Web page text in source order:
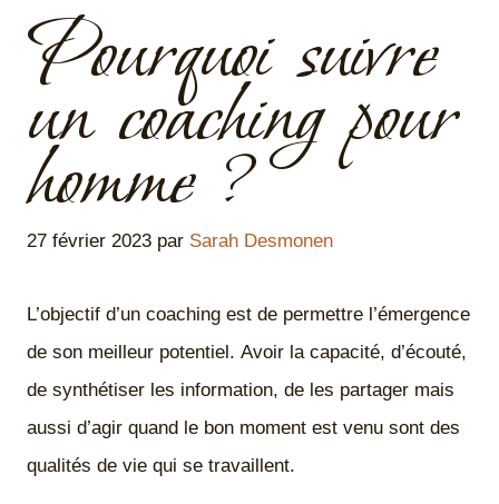
Pourquoi suivre
un coaching pour
homme ?
27 février 2023 par Sarah Desmonen
L’objectif d’un coaching est de permettre l’émergence
de son meilleur potentiel. Avoir la capacité, d’écouté,
de synthétiser les information, de les partager mais
aussi d’agir quand le bon moment est venu sont des
qualités de vie qui se travaillent.